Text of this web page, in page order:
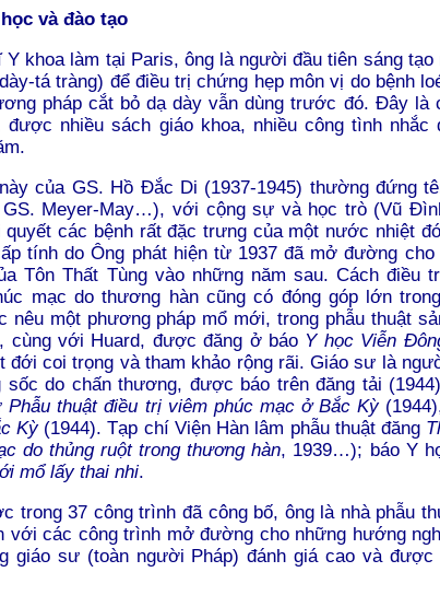
và đào tạo
Y khoa làm tại Paris, ông là người đầu tiên sáng
tá tràng) để điều trị chứng hẹp môn vị do bệnh
pháp cắt bỏ dạ dày vẫn dùng trước đó. Đây là
nhiều sách giáo khoa, nhiều công tình nhắc
của GS. Hồ Đắc Di (1937-1945) thường đứng
GS. Meyer-May…), với cộng sự và học trò (Vũ
các bệnh rất đặc trưng của một nước nhiệt
tính do Ông phát hiện từ 1937 đã mở đường
Tôn Thất Tùng vào những năm sau. Cách điều
mạc do thương hàn cũng có đóng góp lớn
nêu một phương pháp mổ mới, trong phẫu thuật
cùng với Huard, được đăng ở báo Y học Viễn
coi trọng và tham khảo rộng rãi. Giáo sư là
do chấn thương, được báo trên đăng tải
Phẫu thuật điều trị viêm phúc mạc ở Bắc Kỳ
Kỳ(1944). Tạp chí Viện Hàn lâm phẫu thuật đăng
do thủng ruột trong thương hàn, 1939…); báo Y
mổ lấy thai nhi.
trong 37 công trình đã công bố, ông là nhà phẫu
với các công trình mở đường cho những hướng
giáo sư (toàn người Pháp) đánh giá cao và được